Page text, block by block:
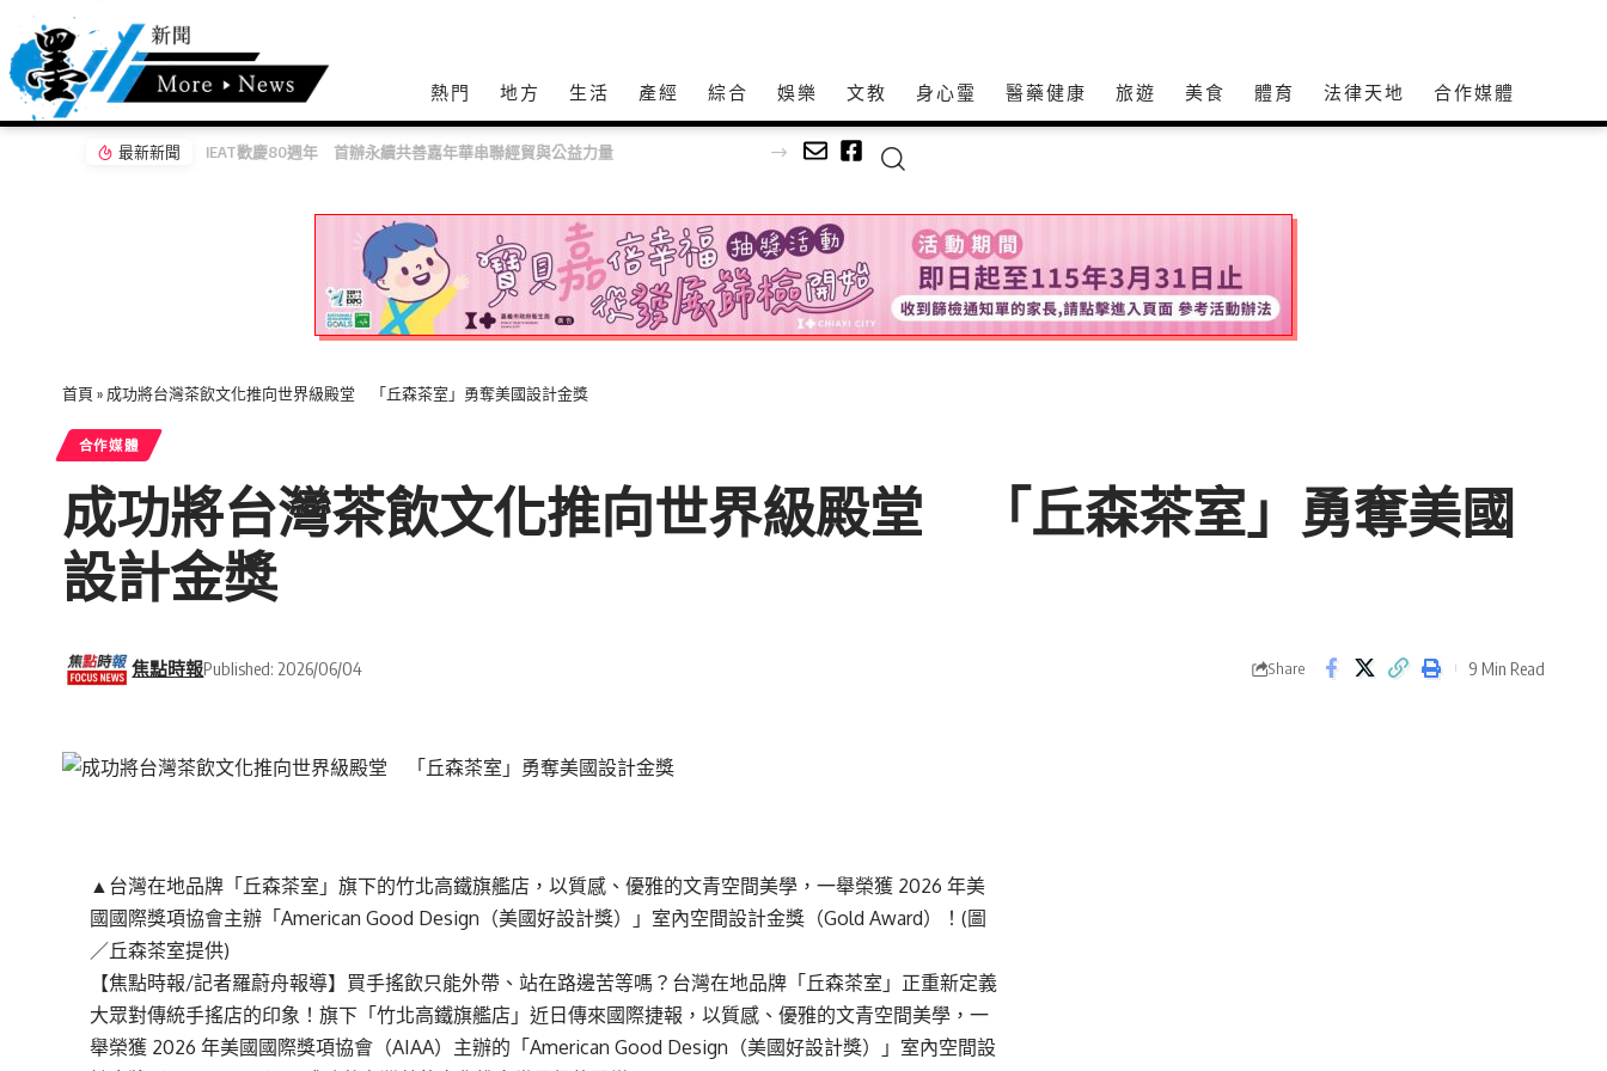
熱門 地方 生活 產經 綜合 娛樂 文教 身心𩆜 醫藥健康 旅遊 美食 體育 法律天地 合作媒體
最新新聞 IEAT歡慶80週年 首辦永續共善嘉年華串聯經貿與公益力量
首頁 » 成功將台灣茶飲文化推向世界級殿堂 「丘森茶室」勇奪美國設計金獎
合作媒體
成功將台灣茶飲文化推向世界級殿堂 「丘森茶室」勇奪美國
設計金獎
焦點時報Published: 2026/06/04 Share 9 Min Read
▲台灣在地品牌「丘森茶室」旗下的竹北高鐵旗艦店，以質感、優雅的文青空間美學，一舉榮獲 2026 年美
國國際獎項協會主辦「American Good Design（美國好設計獎）」室內空間設計金獎（Gold Award）！(圖
／丘森茶室提供)
【焦點時報/記者羅蔚舟報導】買手搖飲只能外帶、站在路邊苦等嗎？台灣在地品牌「丘森茶室」正重新定義
大眾對傳統手搖店的印象！旗下「竹北高鐵旗艦店」近日傳來國際捷報，以質感、優雅的文青空間美學，一
舉榮獲 2026 年美國國際獎項協會（AIAA）主辦的「American Good Design（美國好設計獎）」室內空間設